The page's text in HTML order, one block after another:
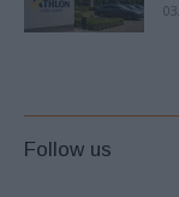
Follow us